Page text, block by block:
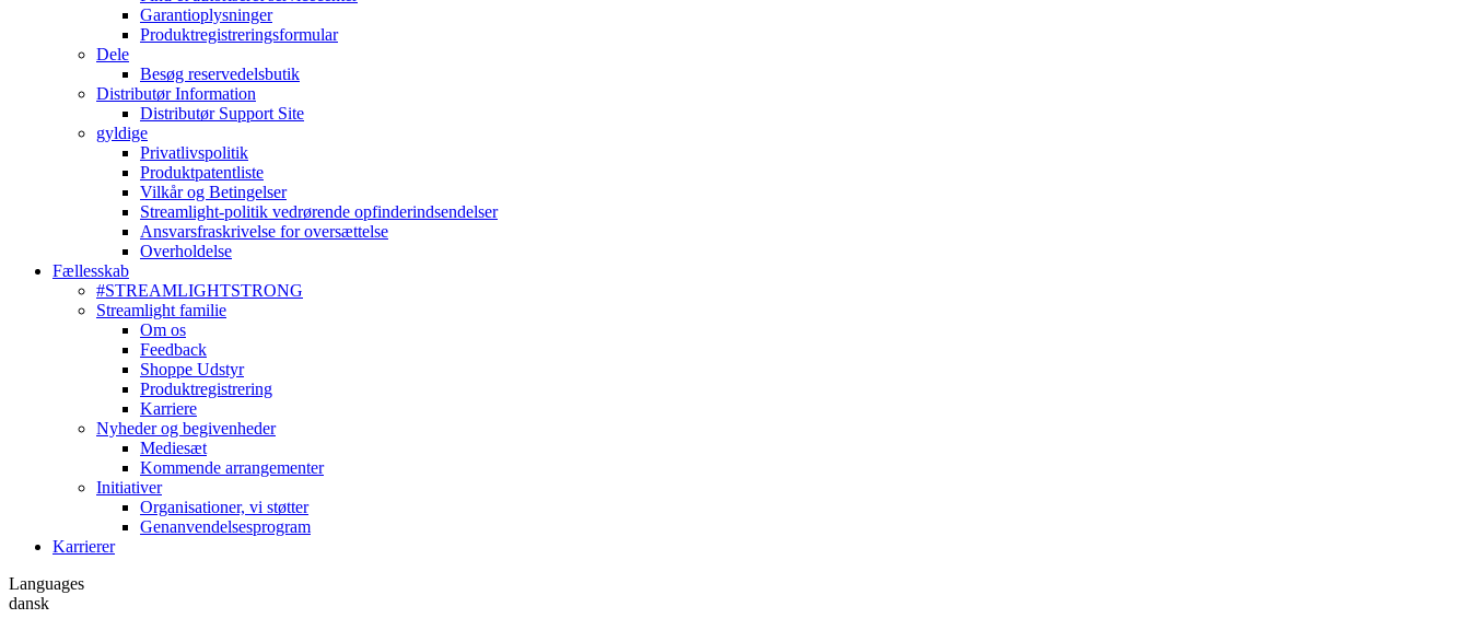
Garantioplysninger
Produktregistreringsformular
Dele
Besøg reservedelsbutik
Distributør Information
Distributør Support Site
gyldige
Privatlivspolitik
Produktpatentliste
Vilkår og Betingelser
Streamlight-politik vedrørende opfinderindsendelser
Ansvarsfraskrivelse for oversættelse
Overholdelse
Fællesskab
#STREAMLIGHTSTRONG
Streamlight familie
Om os
Feedback
Shoppe Udstyr
Produktregistrering
Karriere
Nyheder og begivenheder
Mediesæt
Kommende arrangementer
Initiativer
Organisationer, vi støtter
Genanvendelsesprogram
Karrierer
Languages
dansk